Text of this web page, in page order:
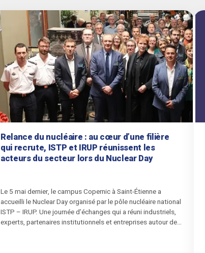
Relance du nucléaire : au cœur d’une filière
qui recrute, ISTP et IRUP réunissent les
acteurs du secteur lors du Nuclear Day
Le 5 mai dernier, le campus Copernic à Saint-Étienne a
accueilli le Nuclear Day organisé par le pôle nucléaire national
ISTP – IRUP. Une journée d’échanges qui a réuni industriels,
experts, partenaires institutionnels et entreprises autour des